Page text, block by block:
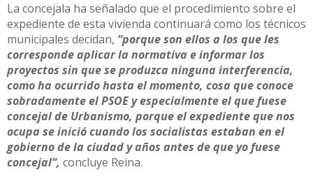
La concejala ha señalado que el procedimiento sobre el
expediente de esta vivienda continuará como los técnicos
municipales decidan, “porque son ellos a los que les
corresponde aplicar la normativa e informar los
proyectos sin que se produzca ninguna interferencia,
como ha ocurrido hasta el momento, cosa que conoce
sobradamente el PSOE y especialmente el que fuese
concejal de Urbanismo, porque el expediente que nos
ocupa se inició cuando los socialistas estaban en el
gobierno de la ciudad y años antes de que yo fuese
concejal”, concluye Reina.